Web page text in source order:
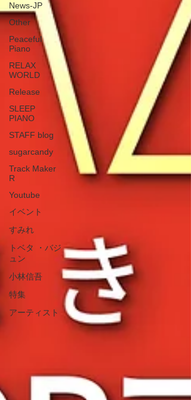
News-JP
Other
Peaceful
Piano
RELAX
WORLD
Release
SLEEP
PIANO
STAFF blog
sugarcandy
Track Maker
R
Youtube
イベント
すみれ
トベタ ・バジ
ュン
小林信吾
特集
アーティスト